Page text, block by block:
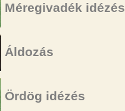
Méregivadék idézés
Áldozás
Ördög idézés